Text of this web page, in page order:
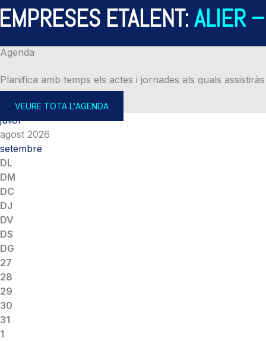
ETALENT:ALIER –
Agenda
Planifica amb temps els actes i jornades als quals assistiràs
VEURE TOTA L'AGENDA
juliol
agost 2026
setembre
DL
DM
DC
DJ
DV
DS
DG
27
28
29
30
31
1